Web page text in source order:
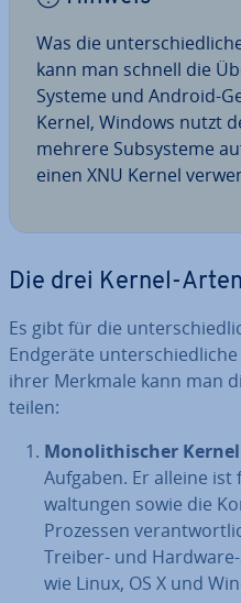
Was die
kann man schnell die
Systeme und Android-
Kernel, Windows nutzt
mehrere Sub­sys­te­me
einen XNU Kernel
Die drei Kernel-Arten
Es gibt für die
Endgeräte
ihrer Merkmale kann man
tei­len:
Mo­no­li­thi­scher Kernel
Aufgaben. Er alleine
wal­tun­gen sowie die
Prozessen
Treiber- und
wie Linux, OS X und